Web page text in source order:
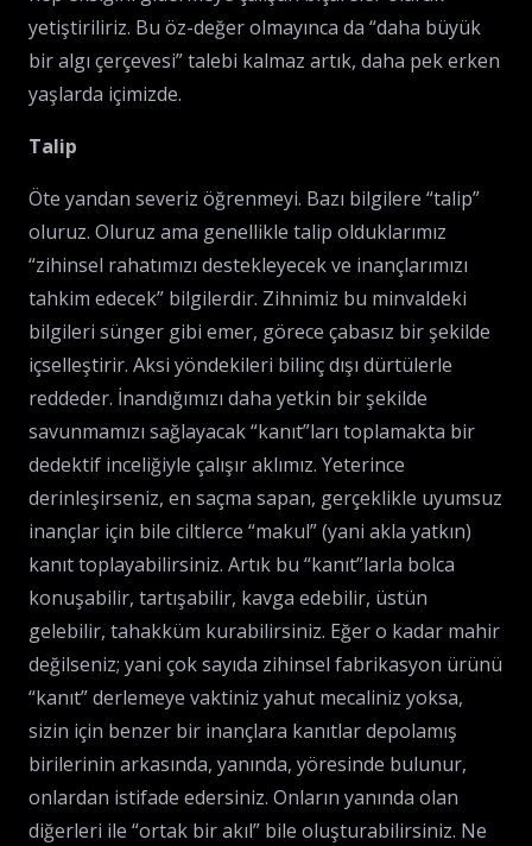
yetiştiriliriz. Bu öz-değer olmayınca da “daha büyük
bir algı çerçevesi” talebi kalmaz artık, daha pek erken
yaşlarda içimizde.
Talip
Öte yandan severiz öğrenmeyi. Bazı bilgilere “talip”
oluruz. Oluruz ama genellikle talip olduklarımız
“zihinsel rahatımızı destekleyecek ve inançlarımızı
tahkim edecek” bilgilerdir. Zihnimiz bu minvaldeki
bilgileri sünger gibi emer, görece çabasız bir şekilde
içselleştirir. Aksi yöndekileri bilinç dışı dürtülerle
reddeder. İnandığımızı daha yetkin bir şekilde
savunmamızı sağlayacak “kanıt”ları toplamakta bir
dedektif inceliğiyle çalışır aklımız. Yeterince
derinleşirseniz, en saçma sapan, gerçeklikle uyumsuz
inançlar için bile ciltlerce “makul” (yani akla yatkın)
kanıt toplayabilirsiniz. Artık bu “kanıt”larla bolca
konuşabilir, tartışabilir, kavga edebilir, üstün
gelebilir, tahakküm kurabilirsiniz. Eğer o kadar mahir
değilseniz; yani çok sayıda zihinsel fabrikasyon ürünü
“kanıt” derlemeye vaktiniz yahut mecaliniz yoksa,
sizin için benzer bir inançlara kanıtlar depolamış
birilerinin arkasında, yanında, yöresinde bulunur,
onlardan istifade edersiniz. Onların yanında olan
diğerleri ile “ortak bir akıl” bile oluşturabilirsiniz. Ne